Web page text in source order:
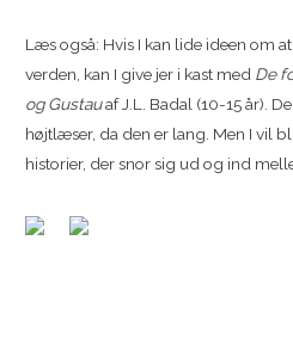
Læs også: Hvis I kan lide ideen om
verden, kan I give jer i kast med De
og Gustauaf J.L. Badal (10-15 år).
højtlæser, da den er lang. Men I vil
historier, der snor sig ud og ind